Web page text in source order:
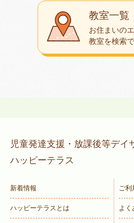
教室一覧
お住まいの
教室を検索で
児童発達支援・放課後等デ
ハッピーテラス
新着情報
ハッピーテラスとは
ご
よく